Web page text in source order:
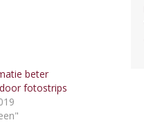
beter
fotostrips